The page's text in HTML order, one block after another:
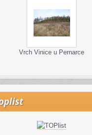
Vrch Vinice u Pernarce